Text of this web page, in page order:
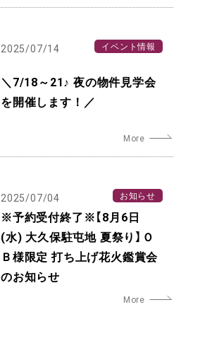
2025/07/14 イベント情報
＼7/18～21♪ 夜の物件見学会
を開催します！／
2025/07/04 お知らせ
※予約受付終了※【8月6日
(水) 大久保駐屯地 夏祭り】Ｏ
Ｂ様限定 打ち上げ花火鑑賞会
のお知らせ